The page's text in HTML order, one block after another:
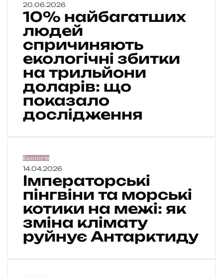
0
%
а
й
б
г
а
т
и
д
е
с
р
и
ч
и
20.06.2026
10% найбагатших
людей
спричиняють
екологічні збитки
на трильйони
доларів: що
показало
дослідження
І
м
р
а
т
р
Екологія
14.04.2026
Імператорські
пінгвіни та морські
котики на межі: як
зміна клімату
руйнує Антарктиду